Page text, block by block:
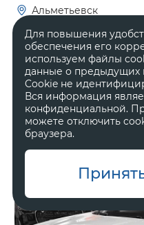
Альметьевск
Tenet T4
Актив
2 035 000 ₽
Для повышения
обеспечения его
используем файлы
данные о предыдущих
Cookie не
Вся информация
конфиденциальной.
можете отключить
браузера.